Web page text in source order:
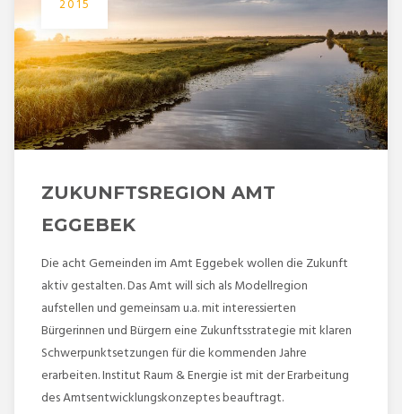
2015
ZUKUNFTSREGION AMT
EGGEBEK
Die acht Gemeinden im Amt Eggebek wollen die Zukunft
aktiv gestalten. Das Amt will sich als Modellregion
aufstellen und gemeinsam u.a. mit interessierten
Bürgerinnen und Bürgern eine Zukunftsstrategie mit klaren
Schwerpunktsetzungen für die kommenden Jahre
erarbeiten. Institut Raum & Energie ist mit der Erarbeitung
des Amtsentwicklungskonzeptes beauftragt.